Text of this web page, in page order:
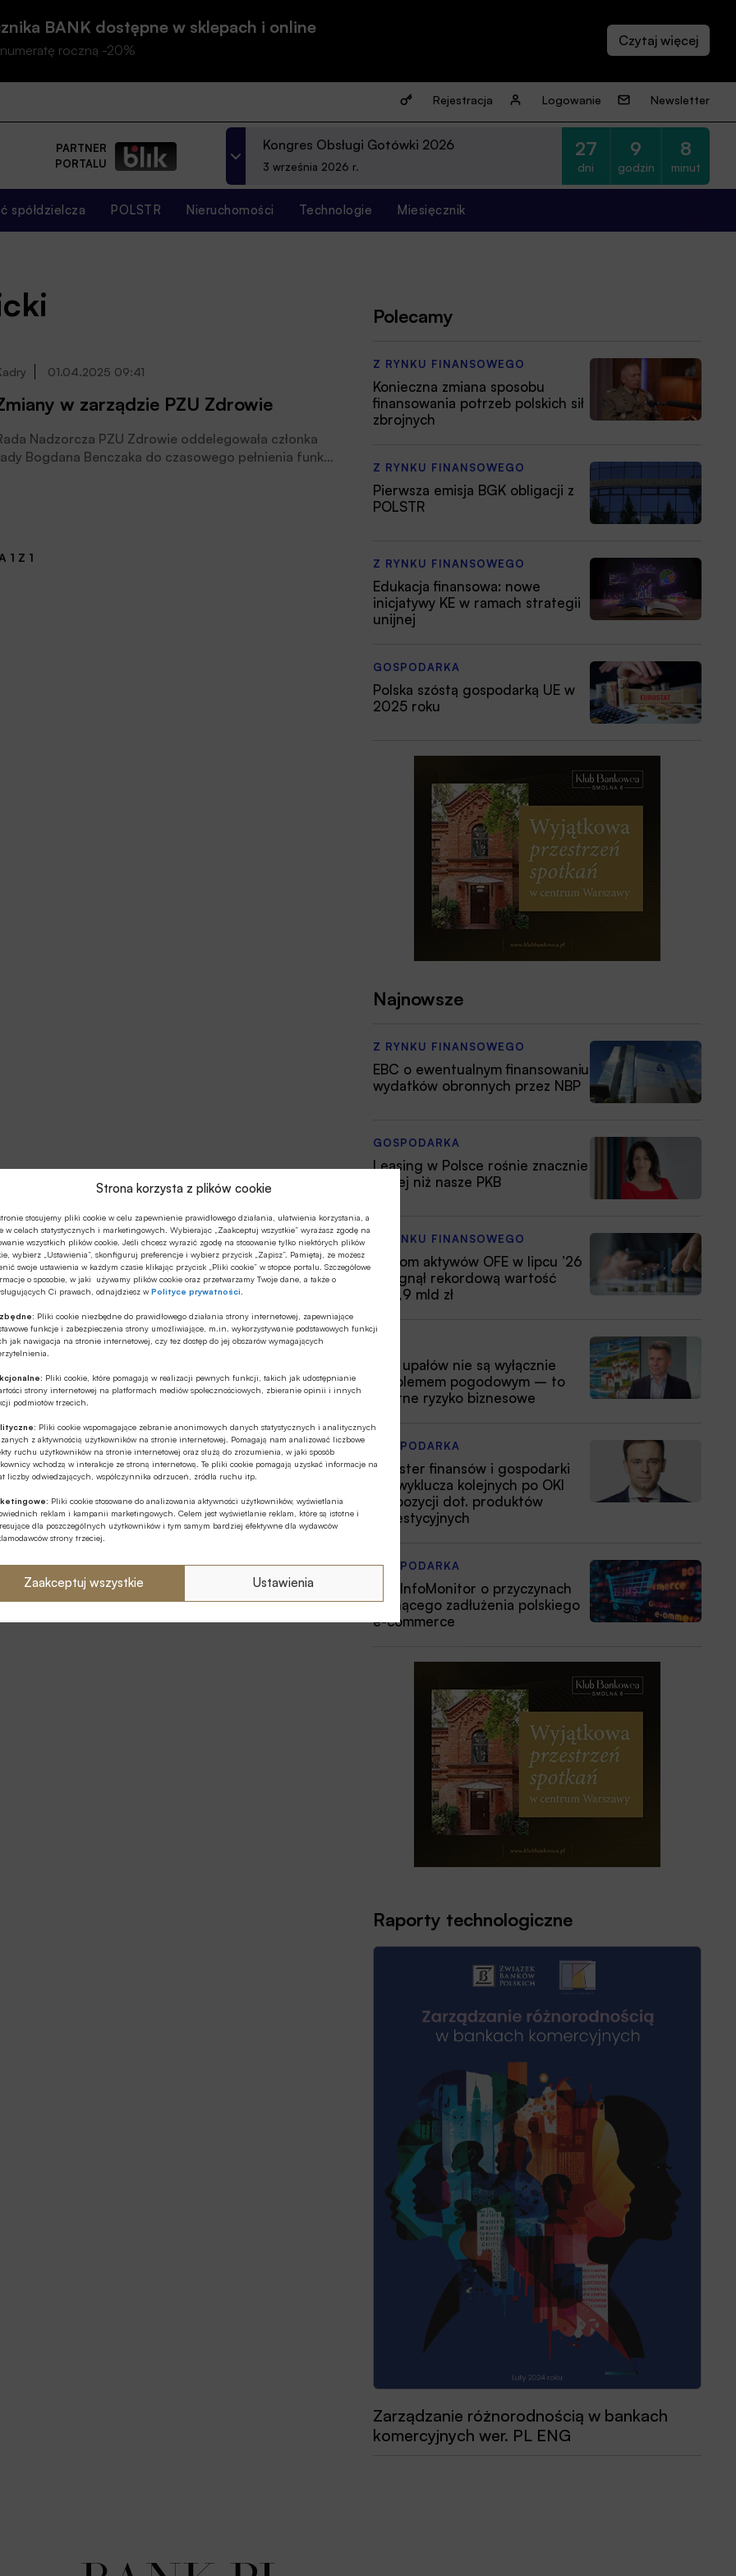
Strona korzysta z plików cookie
stosujemy pliki cookie w celu zapewnienie prawidłowego działania, ułatwienia korzystania, a
w celach statystycznych i marketingowych. Wybierając „Zaakceptuj wszystkie” wyrażasz zgodę na
wszystkich plików cookie. Jeśli chcesz wyrazić zgodę na stosowanie tylko niektórych plików
wybierz „Ustawienia”, skonfiguruj preferencje i wybierz przycisk „Zapisz”. Pamiętaj, że możesz
swoje ustawienia w każdym czasie klikając przycisk „Pliki cookie” w stopce portalu. Szczegółowe
o sposobie, w jaki używamy plików cookie oraz przetwarzamy Twoje dane, a także o
Ci prawach, odnajdziesz wPolityce prywatności
Pliki cookie niezbędne do prawidłowego działania strony internetowej, zapewniające
funkcje i zabezpieczenia strony umożliwiające, m.in. wykorzystywanie podstawowych funkcji
jak nawigacja na stronie internetowej, czy tez dostęp do jej obszarów wymagających
Pliki cookie, które pomagają w realizacji pewnych funkcji, takich jak udostępnianie
strony internetowej na platformach mediów społecznościowych, zbieranie opinii i innych
podmiotów trzecich.
Pliki cookie wspomagające zebranie anonimowych danych statystycznych i analitycznych
z aktywnością użytkowników na stronie internetowej. Pomagają nam analizować liczbowe
ruchu użytkowników na stronie internetowej oraz służą do zrozumienia, w jaki sposób
wchodzą w interakcje ze stroną internetową. Te pliki cookie pomagają uzyskać informacje na
liczby odwiedzających, współczynnika odrzuceń, źródła ruchu itp.
Pliki cookie stosowane do analizowania aktywności użytkowników, wyświetlania
reklam i kampanii marketingowych. Celem jest wyświetlanie reklam, które są istotne i
dla poszczególnych użytkowników i tym samym bardziej efektywne dla wydawców
strony trzeciej.
Zaakceptuj wszystkie Ustawienia
BANK dostępne w sklepach i online
roczną -20%
Rejestracja Logowanie Newsletter
PARTNER
PORTALU
Kongres Obsługi Gotówki 2026
3 września 2026 r.
27
dni
9
godzin
8
minut
spółdzielcza POLSTR Nieruchomości Technologie Miesięcznik
01.04.2025 09:41
w zarządzie PZU Zdrowie
Nadzorcza PZU Zdrowie oddelegowała członka
Bogdana Benczaka do czasowego pełnienia funkcji
1 Z 1
Polecamy
Z RYNKU FINANSOWEGO
Konieczna zmiana sposobu
finansowania potrzeb polskich sił
zbrojnych
Z RYNKU FINANSOWEGO
Pierwsza emisja BGK obligacji z
POLSTR
Z RYNKU FINANSOWEGO
Edukacja finansowa: nowe
inicjatywy KE w ramach strategii
unijnej
GOSPODARKA
Polska szóstą gospodarką UE w
2025 roku
Najnowsze
Z RYNKU FINANSOWEGO
EBC o ewentualnym finansowaniu
wydatków obronnych przez NBP
GOSPODARKA
Leasing w Polsce rośnie znacznie
silniej niż nasze PKB
Z RYNKU FINANSOWEGO
Poziom aktywów OFE w lipcu ’26
osiągnął rekordową wartość
354,9 mld zł
Fale upałów nie są wyłącznie
problemem pogodowym – to
istotne ryzyko biznesowe
GOSPODARKA
Minister finansów i gospodarki
nie wyklucza kolejnych po OKI
propozycji dot. produktów
inwestycyjnych
GOSPODARKA
BIG InfoMonitor o przyczynach
rosnącego zadłużenia polskiego
e-commerce
Raporty technologiczne
Zarządzanie różnorodnością w bankach
komercyjnych wer. PL ENG